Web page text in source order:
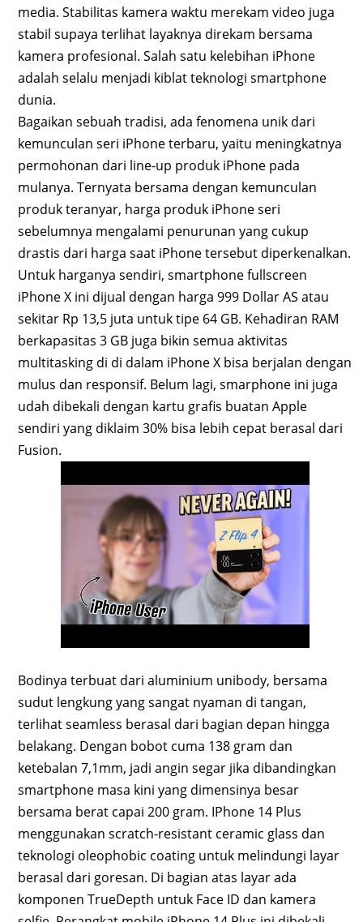
media. Stabilitas kamera waktu merekam video juga
stabil supaya terlihat layaknya direkam bersama
kamera profesional. Salah satu kelebihan iPhone
adalah selalu menjadi kiblat teknologi smartphone
dunia.
Bagaikan sebuah tradisi, ada fenomena unik dari
kemunculan seri iPhone terbaru, yaitu meningkatnya
permohonan dari line-up produk iPhone pada
mulanya. Ternyata bersama dengan kemunculan
produk teranyar, harga produk iPhone seri
sebelumnya mengalami penurunan yang cukup
drastis dari harga saat iPhone tersebut diperkenalkan.
Untuk harganya sendiri, smartphone fullscreen
iPhone X ini dijual dengan harga 999 Dollar AS atau
sekitar Rp 13,5 juta untuk tipe 64 GB. Kehadiran RAM
berkapasitas 3 GB juga bikin semua aktivitas
multitasking di di dalam iPhone X bisa berjalan dengan
mulus dan responsif. Belum lagi, smarphone ini juga
udah dibekali dengan kartu grafis buatan Apple
sendiri yang diklaim 30% bisa lebih cepat berasal dari
Fusion.
Bodinya terbuat dari aluminium unibody, bersama
sudut lengkung yang sangat nyaman di tangan,
terlihat seamless berasal dari bagian depan hingga
belakang. Dengan bobot cuma 138 gram dan
ketebalan 7,1mm, jadi angin segar jika dibandingkan
smartphone masa kini yang dimensinya besar
bersama berat capai 200 gram. IPhone 14 Plus
menggunakan scratch-resistant ceramic glass dan
teknologi oleophobic coating untuk melindungi layar
berasal dari goresan. Di bagian atas layar ada
komponen TrueDepth untuk Face ID dan kamera